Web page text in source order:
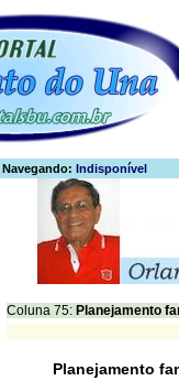
Navegando: Indisponível
Coluna 75: Planejamento
Planejamento